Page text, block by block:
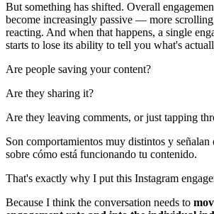
But something has shifted. Overall
become increasingly passive — more
reacting. And when that happens, a single
starts to lose its ability to tell you what's
Are people saving your content?
Are they sharing it?
Are they leaving comments, or just tapping
Son comportamientos muy distintos y señalan
sobre cómo está funcionando tu contenido.
That's exactly why I put this Instagram
Because I think the conversation needs to